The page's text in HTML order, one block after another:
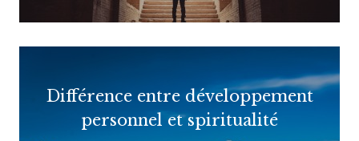
Différence entre développement
personnel et spiritualité